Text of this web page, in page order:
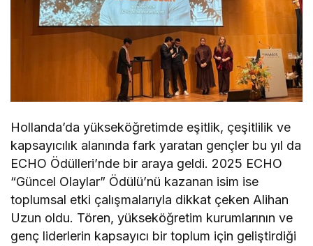
Hollanda’da yükseköğretimde eşitlik, çeşitlilik ve
kapsayıcılık alanında fark yaratan gençler bu yıl da
ECHO Ödülleri’nde bir araya geldi. 2025 ECHO
“Güncel Olaylar” Ödülü’nü kazanan isim ise
toplumsal etki çalışmalarıyla dikkat çeken Alihan
Uzun oldu. Tören, yükseköğretim kurumlarının ve
genç liderlerin kapsayıcı bir toplum için geliştirdiği